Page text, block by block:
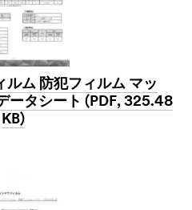
ム 防犯フィルム マッ
ータシート (PDF, 325.48
KB)